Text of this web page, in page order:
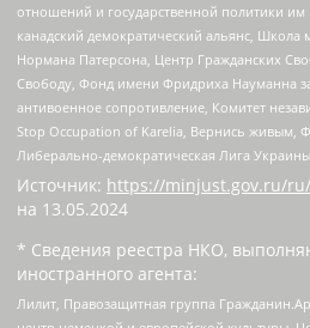
отношений и государственной политики
канадский демократический альянс,
Нормана Патерсона, Центр Гражданских
Свободу, Фонд имени Фридриха Науманна
антивоенное сопротивление, Комитет
Stop Occupation of Karelia, Вернись живым,
Либерально-демократическая Лига Украины
Источник: https://minjust.gov.ru/
на 13.05.2024
* Сведения реестра НКО,
иностранного агента:
Лилит, Правозащитная группа